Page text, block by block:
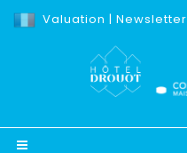
Valuation | Newsletter